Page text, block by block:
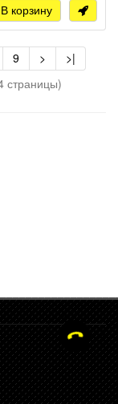
В корзину
9 >
>|
страницы)